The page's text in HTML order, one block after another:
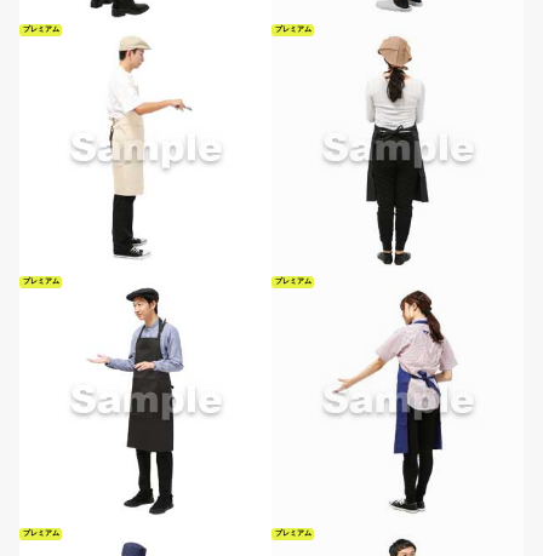
プレミアム プレミアム
プレミアム プレミアム
プレミアム プレミアム